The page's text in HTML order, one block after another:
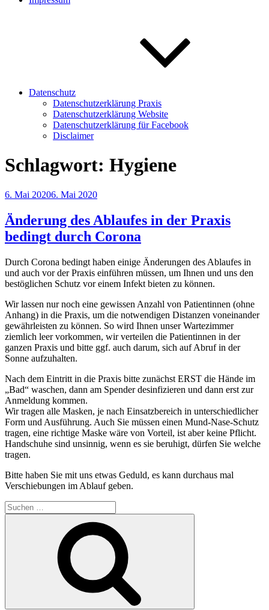
Datenschutz
Datenschutzerklärung Praxis
Datenschutzerklärung Website
Datenschutzerklärung für Facebook
Disclaimer
Schlagwort: Hygiene
Veröffentlicht
6. Mai 20206. Mai 2020
Änderung des Ablaufes in der Praxis
bedingt durch Corona
Durch Corona bedingt haben einige Änderungen des Ablaufes in
und auch vor der Praxis einführen müssen, um Ihnen und uns den
bestöglichen Schutz vor einem Infekt bieten zu können.
Wir lassen nur noch eine gewissen Anzahl von Patientinnen (ohne
Anhang) in die Praxis, um die notwendigen Distanzen voneinander
gewährleisten zu können. So wird Ihnen unser Wartezimmer
ziemlich leer vorkommen, wir verteilen die Patientinnen in der
ganzen Praxis und bitte ggf. auch darum, sich auf Abruf in der
Sonne aufzuhalten.
Nach dem Eintritt in die Praxis bitte zunächst ERST die Hände im
„Bad“ waschen, dann am Spender desinfizieren und dann erst zur
Anmeldung kommen.
Wir tragen alle Masken, je nach Einsatzbereich in unterschiedlicher
Form und Ausführung. Auch Sie müssen einen Mund-Nase-Schutz
tragen, eine richtige Maske wäre von Vorteil, ist aber keine Pflicht.
Handschuhe sind unsinnig, wenn es sie beruhigt, dürfen Sie welche
tragen.
Bitte haben Sie mit uns etwas Geduld, es kann durchaus mal
Verschiebungen im Ablauf geben.
Suchen
nach: